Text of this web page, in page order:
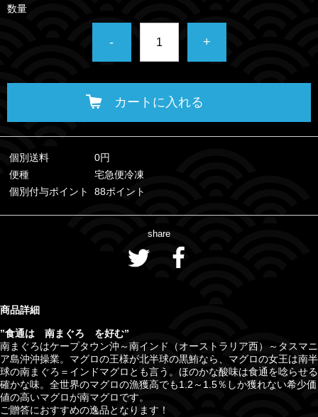
数量
- +
カートに入れる
個別送料
0円
便種
宅急便冷凍
個別付与ポイント
88ポイント
share
商品詳細
”食通は 南まぐろ を好む”
南まぐろはケープタウン沖～南インド（オーストラリア西）～タスマニ
ア島沖沖操業。マグロの王様が北半球の黒鮪なら、マグロの女王は南半
球の南まぐろ＝インドマグロとも言う。ほのかな酸味は食通を唸らせる
確かな味。全世界のマグロの漁獲高でも1.2～1.5％しか獲れない希少価
値の高いマグロが南マグロです。
ご贈答におすすめの逸品となります！